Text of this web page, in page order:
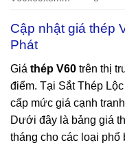
Cập nhật giá thép
Phát
Giá thép V60 trên thị
điểm. Tại Sắt Thép
cấp mức giá cạnh
Dưới đây là bảng giá
tháng cho các loại phổ